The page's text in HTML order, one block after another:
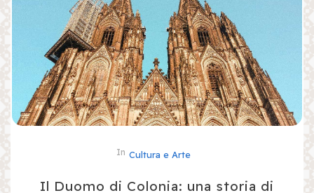
In Cultura e Arte
Il Duomo di Colonia: una storia di